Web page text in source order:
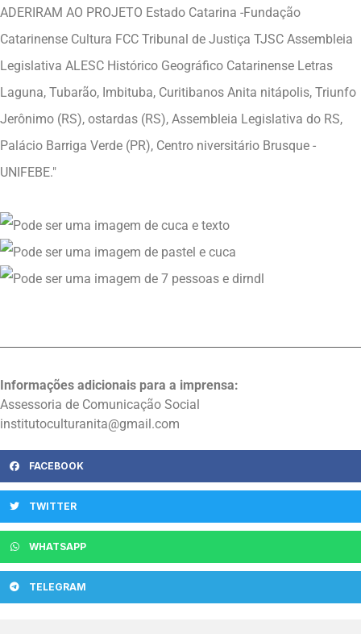
Informações adicionais para a imprensa:
Assessoria de Comunicação Social
institutoculturanita@gmail.com
FACEBOOK
TWITTER
WHATSAPP
TELEGRAM